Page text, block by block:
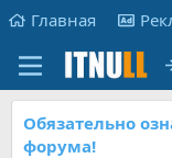
Главная
Обязательно
форума!